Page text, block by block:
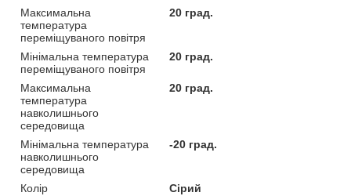
Максимальна
температура
переміщуваного повітря
20 град.
Мінімальна температура
переміщуваного повітря
20 град.
Максимальна
температура
навколишнього
середовища
20 град.
Мінімальна температура
навколишнього
середовища
-20 град.
Колір
Сірий